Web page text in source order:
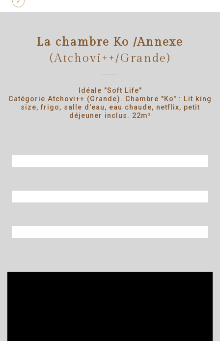
La chambre Ko /Annexe
(Atchovi++/Grande)
Idéale "Soft Life"
Catégorie Atchovi++ (Grande). Chambre "Ko" : Lit king
size, frigo, salle d'eau, eau chaude, netflix, petit
déjeuner inclus. 22m²